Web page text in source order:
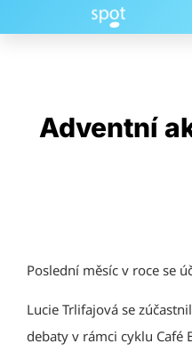
Adventní
Poslední měsíc v roce se
Lucie Trlifajová se
debaty v rámci cyklu Café